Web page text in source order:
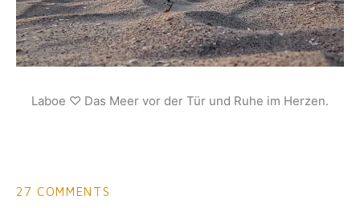
Laboe ♡ Das Meer vor der Tür und Ruhe im Herzen.
27 COMMENTS